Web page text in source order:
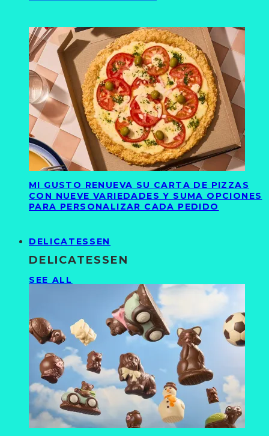
MI GUSTO RENUEVA SU CARTA DE PIZZAS
CON NUEVE VARIEDADES Y SUMA OPCIONES
PARA PERSONALIZAR CADA PEDIDO
DELICATESSEN
DELICATESSEN
SEE ALL